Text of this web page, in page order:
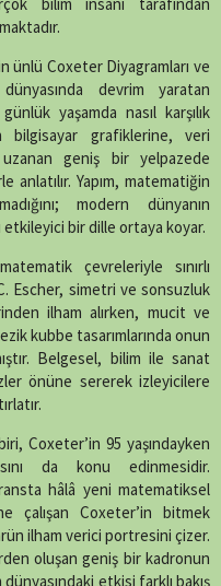
bilim insanı tarafından
ünlü Coxeter Diyagramları ve
devrim yaratan
yaşamda nasıl karşılık
bilgisayar grafiklerine, veri
geniş bir yelpazede
anlatılır. Yapım, matematiğin
modern dünyanın
etkileyici bir dille ortaya koyar.
çevreleriyle sınırlı
Escher, simetri ve sonsuzluk
ilham alırken, mucit ve
kubbe tasarımlarında onun
Belgesel, bilim ile sanat
önüne sererek izleyicilere
Coxeter’in 95 yaşındayken
da konu edinmesidir.
hâlâ yeni matematiksel
Coxeter’in bitmek
ilham verici portresini çizer.
oluşan geniş bir kadronun
etkisi farklı bakış